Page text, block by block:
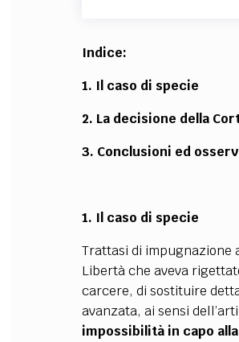
Indice:
1. Il caso di specie
2. La decisione della
3. Conclusioni ed
1. Il caso di specie
Trattasi di impugnazione
Libertà che aveva
carcere, di sostituire
avanzata, ai sensi
impossibilità in capo